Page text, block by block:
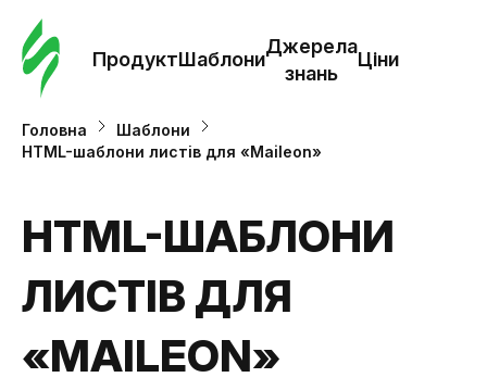
ПродуктШаблони
Джерела
знань
Ціни
Головна
Шаблони
HTML-шаблони листів для «Maileon»
HTML-ШАБЛОНИ
ЛИСТІВ ДЛЯ
«MAILEON»